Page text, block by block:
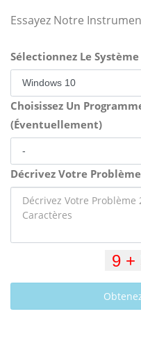
Essayez Notre
Sélectionnez Le
Choisissez Un
(Éventuellement)
Décrivez Votre Problème